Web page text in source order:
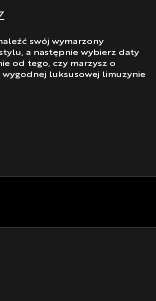
swój wymarzony
a następnie wybierz daty
od tego, czy marzysz o
luksusowej limuzynie